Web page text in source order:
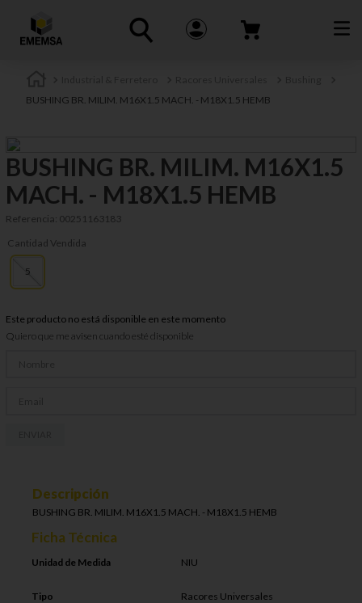
BUSHING BR. MILIM. M16X1.5 MACH. - M18X1.5 HEMB
BUSHING BR. MILIM. M16X1.5
MACH. - M18X1.5 HEMB
Referencia: 00251163183
Cantidad Vendida
5
Este producto no está disponible en este momento
Quiero que me avisen cuando esté disponible
Descripción
BUSHING BR. MILIM. M16X1.5 MACH. - M18X1.5 HEMB
Ficha Técnica
Unidad de Medida NIU
Tipo Racores Universales